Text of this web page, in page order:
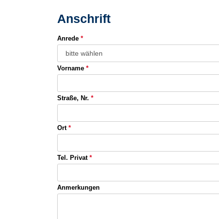
Anschrift
Anrede *
Vorname *
Straße, Nr. *
Ort *
Tel. Privat *
Anmerkungen